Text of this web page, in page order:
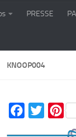
PRESSE
KNOOP004